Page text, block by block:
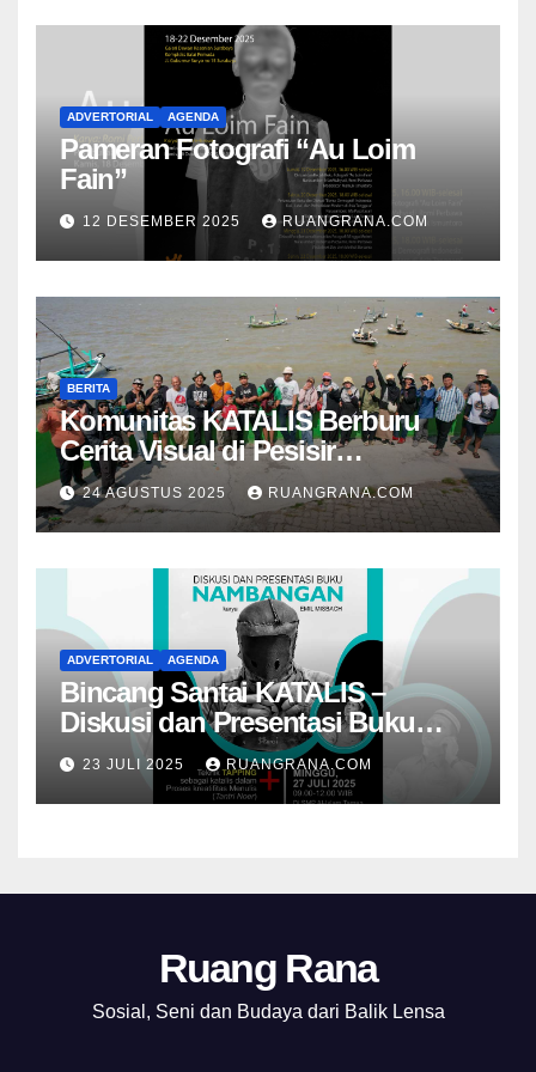
ADVERTORIAL AGENDA
Pameran Fotografi “Au Loim
Fain”
12 DESEMBER 2025 RUANGRANA.COM
BERITA
Komunitas KATALIS Berburu
Cerita Visual di Pesisir
Nambangan
24 AGUSTUS 2025 RUANGRANA.COM
ADVERTORIAL AGENDA
Bincang Santai KATALIS –
Diskusi dan Presentasi Buku
Foto Nambangan
23 JULI 2025 RUANGRANA.COM
Ruang Rana
Sosial, Seni dan Budaya dari Balik Lensa